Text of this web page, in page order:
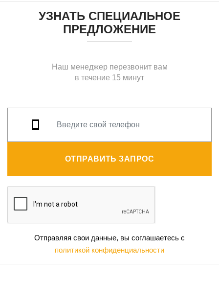
УЗНАТЬ СПЕЦИАЛЬНОЕ
ПРЕДЛОЖЕНИЕ
Наш менеджер перезвонит вам
в течение 15 минут
ОТПРАВИТЬ ЗАПРОС
Отправляя свои данные, вы соглашаетесь с
политикой конфиденциальности